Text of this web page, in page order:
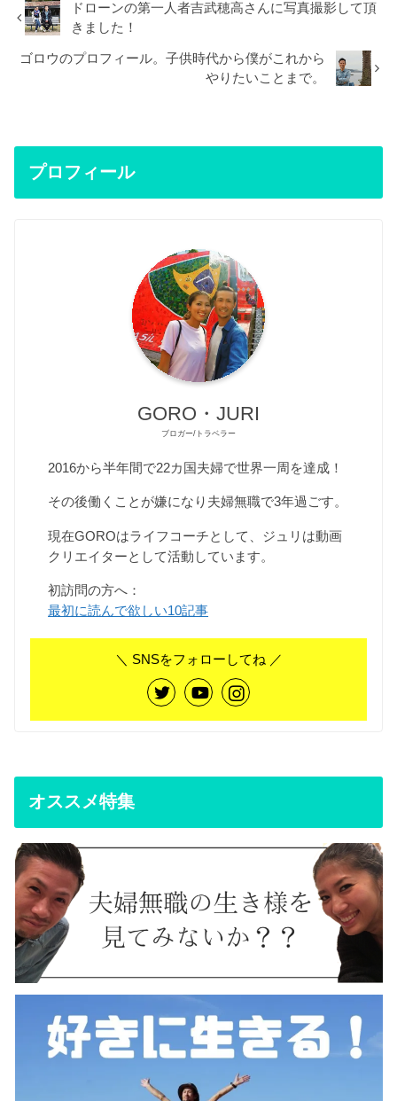
ドローンの第一人者吉武穂高さんに写真撮影して頂
きました！
ゴロウのプロフィール。子供時代から僕がこれから
やりたいことまで。
プロフィール
GORO・JURI
ブロガー/トラベラー
2016から半年間で22カ国夫婦で世界一周を達成！
その後働くことが嫌になり夫婦無職で3年過ごす。
現在GOROはライフコーチとして、ジュリは動画
クリエイターとして活動しています。
初訪問の方へ：
最初に読んで欲しい10記事
＼ SNSをフォローしてね ／
オススメ特集